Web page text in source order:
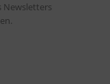
Newsletters